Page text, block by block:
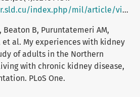
index.php/mil/article/view/1481
Beaton B, Puruntatemeri AM,
et al. My experiences with kidney
of adults in the Northern
with chronic kidney disease,
PLoS One.